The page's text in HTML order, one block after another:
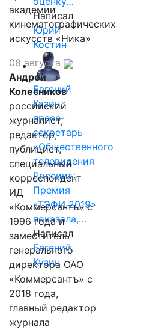
Написал
Юрий
Костин
Евгений
Кузин,
пресс-
секретарь
«Общественного
телевидения
России»:
Премия
«ТЭФИ 2019»
показала,…
Написал
Евгений
Кузин
академии
кинематографических
искусств «Ника»
08 августа
Андрей
Колесников
российский
журналист,
редактор,
публицист,
специальный
корреспондент
ИД
«Коммерсантъ» с
1996 года и
заместитель
генерального
директора ОАО
«Коммерсантъ» с
2018 года,
главный редактор
журнала